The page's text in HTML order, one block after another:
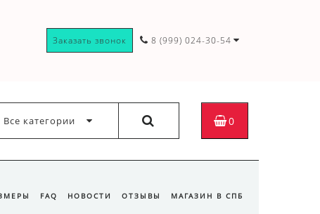
Заказать звонок 8 (999) 024-30-54
Все категории 0
FAQ НОВОСТИ ОТЗЫВЫ МАГАЗИН В СПБ